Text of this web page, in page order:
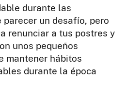
durante las
un desafío, pero
renunciar a tus postres y
unos pequeños
mantener hábitos
durante la época